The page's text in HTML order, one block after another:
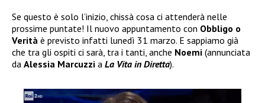
Se questo è solo l’inizio, chissà cosa ci attenderà nelle
prossime puntate! Il nuovo appuntamento con Obbligo o
Verità è previsto infatti lunedì 31 marzo. E sappiamo già
che tra gli ospiti ci sarà, tra i tanti, anche Noemi (annunciata
da Alessia Marcuzzi a La Vita in Diretta).